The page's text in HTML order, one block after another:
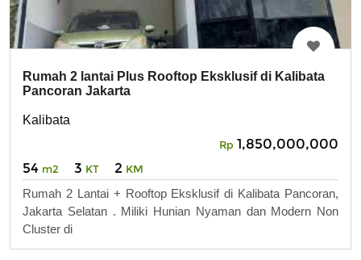
Rumah 2 lantai Plus Rooftop Eksklusif di Kalibata
Pancoran Jakarta
Kalibata
Rp 1,850,000,000
54 m2 3 KT 2 KM
Rumah 2 Lantai + Rooftop Eksklusif di Kalibata Pancoran,
Jakarta Selatan . Miliki Hunian Nyaman dan Modern Non
Cluster di